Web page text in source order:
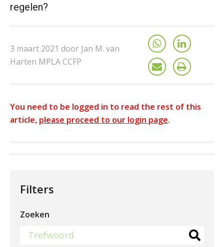
regelen?
3 maart 2021 door Jan M. van
Harten MPLA CCFP
You need to be logged in to read the rest of this
article, please proceed to our login page.
Filters
Zoeken